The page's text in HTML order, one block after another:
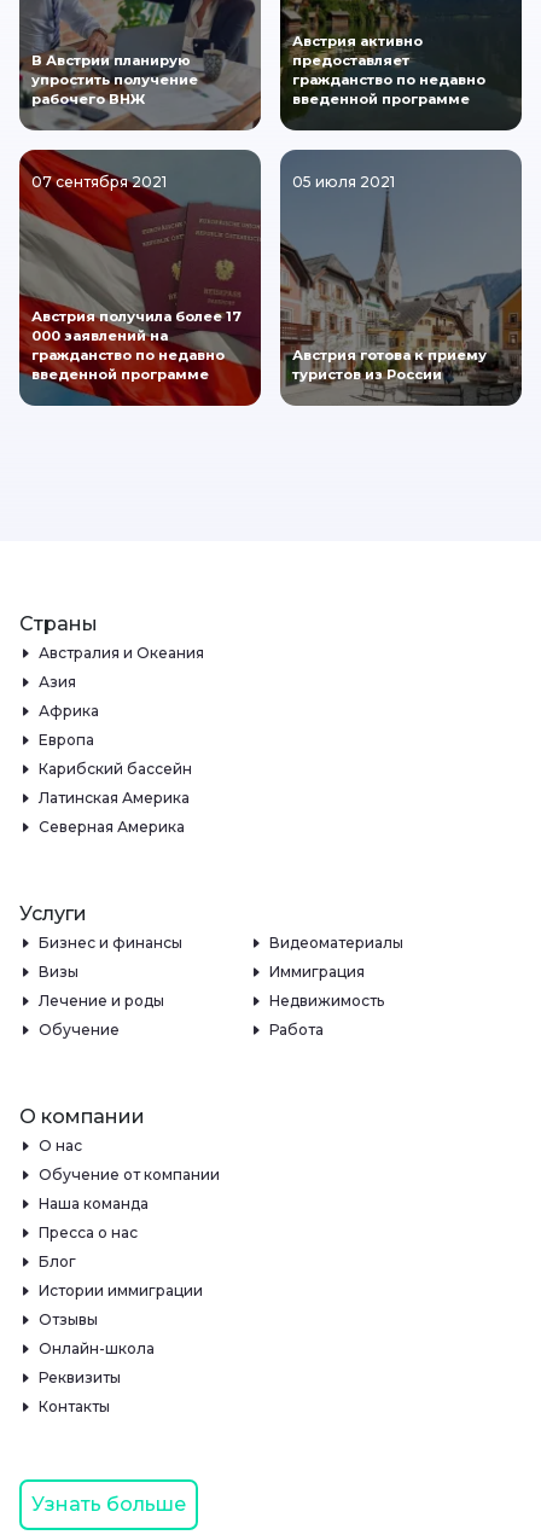
В Австрии планирую
упростить получение
рабочего ВНЖ
Австрия активно
предоставляет
гражданство по недавно
введенной программе
07 сентября 2021
Австрия получила более 17
000 заявлений на
гражданство по недавно
введенной программе
05 июля 2021
Австрия готова к приему
туристов из России
Страны
Австралия и Океания
Азия
Африка
Европа
Карибский бассейн
Латинская Америка
Северная Америка
Услуги
Бизнес и финансы
Видеоматериалы
Визы
Иммиграция
Лечение и роды
Недвижимость
Обучение
Работа
О компании
О нас
Обучение от компании
Наша команда
Пресса о нас
Блог
Истории иммиграции
Отзывы
Онлайн-школа
Реквизиты
Контакты
Узнать больше